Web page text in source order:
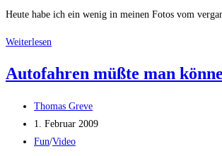
Heute habe ich ein wenig in meinen Fotos vom
Weiterlesen
ein
in
Thüringen
Autofahren müßte man
Beitrags-
Autor:
Thomas Greve
Beitrag
veröffentlicht:
1. Februar 2009
Beitrags-
Fun/Video